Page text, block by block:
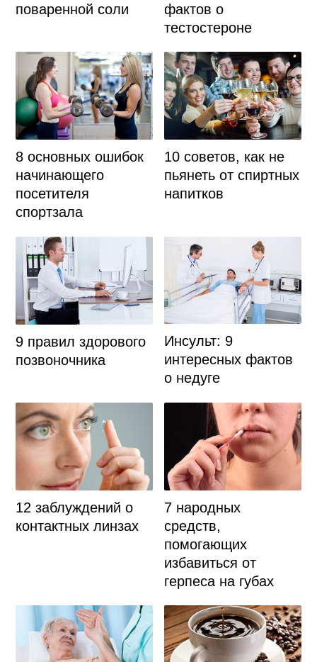
поваренной соли
фактов о
тестостероне
8 основных ошибок
начинающего
посетителя
спортзала
10 советов, как не
пьянеть от спиртных
напитков
9 правил здорового
позвоночника
Инсульт: 9
интересных фактов
о недуге
12 заблуждений о
контактных линзах
7 народных
средств,
помогающих
избавиться от
герпеса на губах